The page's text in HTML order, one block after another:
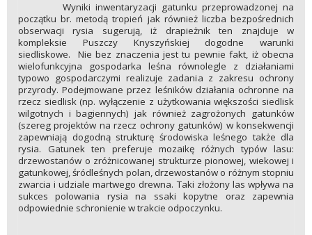
Wyniki inwentaryzacji gatunku przeprowadzonej na
początku br. metodą tropień jak również liczba bezpośrednich
obserwacji rysia sugerują, iż drapieżnik ten znajduje w
kompleksie Puszczy Knyszyńskiej dogodne warunki
siedliskowe. Nie bez znaczenia jest tu pewnie fakt, iż obecna
wielofunkcyjna gospodarka leśna równolegle z działaniami
typowo gospodarczymi realizuje zadania z zakresu ochrony
przyrody. Podejmowane przez leśników działania ochronne na
rzecz siedlisk (np. wyłączenie z użytkowania większości siedlisk
wilgotnych i bagiennych) jak również zagrożonych gatunków
(szereg projektów na rzecz ochrony gatunków) w konsekwencji
zapewniają dogodną strukturę środowiska leśnego także dla
rysia. Gatunek ten preferuje mozaikę różnych typów lasu:
drzewostanów o zróżnicowanej strukturze pionowej, wiekowej i
gatunkowej, śródleśnych polan, drzewostanów o różnym stopniu
zwarcia i udziale martwego drewna. Taki złożony las wpływa na
sukces polowania rysia na ssaki kopytne oraz zapewnia
odpowiednie schronienie w trakcie odpoczynku.